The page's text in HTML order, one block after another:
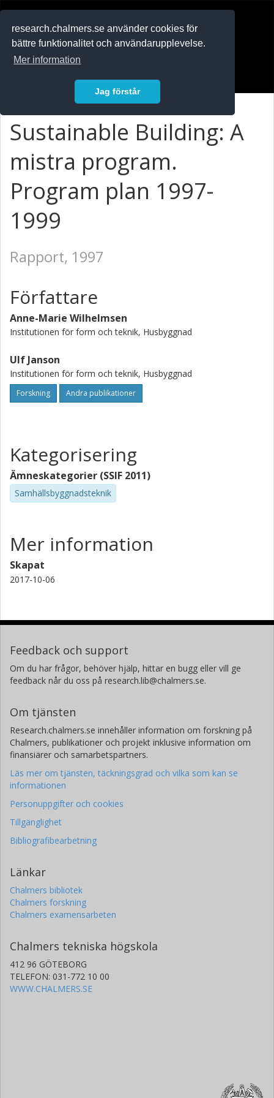
research.chalmers.se använder cookies för
bättre funktionalitet och användarupplevelse.
Mer information
Jag förstår
Sustainable Building: A
mistra program.
Program plan 1997-
1999
Rapport, 1997
Författare
Anne-Marie Wilhelmsen
Institutionen för form och teknik, Husbyggnad
Ulf Janson
Institutionen för form och teknik, Husbyggnad
Forskning Andra publikationer
Kategorisering
Ämneskategorier (SSIF 2011)
Samhällsbyggnadsteknik
Mer information
Skapat
2017-10-06
Feedback och support
Om du har frågor, behöver hjälp, hittar en bugg eller vill ge
feedback når du oss på research.lib@chalmers.se.
Om tjänsten
Research.chalmers.se innehåller information om forskning på
Chalmers, publikationer och projekt inklusive information om
finansiärer och samarbetspartners.
Läs mer om tjänsten, täckningsgrad och vilka som kan se
informationen
Personuppgifter och cookies
Tillgänglighet
Bibliografibearbetning
Länkar
Chalmers bibliotek
Chalmers forskning
Chalmers examensarbeten
Chalmers tekniska högskola
412 96 GÖTEBORG
TELEFON: 031-772 10 00
WWW.CHALMERS.SE